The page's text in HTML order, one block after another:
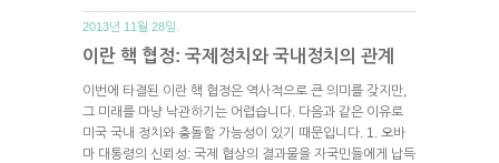
2013년 11월 28일.
이란 핵 협정: 국제정치와 국내정치의 관계
이번에 타결된 이란 핵 협정은 역사적으로 큰 의미를 갖지만,
그 미래를 마냥 낙관하기는 어렵습니다. 다음과 같은 이유로
미국 국내 정치와 충돌할 가능성이 있기 때문입니다. 1. 오바
마 대통령의 신뢰성: 국제 협상의 결과물을 자국민들에게 납득